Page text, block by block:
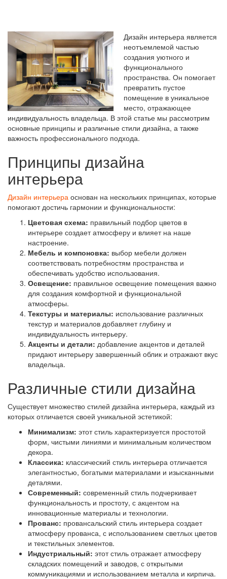
Дизайн интерьера является
неотъемлемой частью
создания уютного и
функционального
пространства. Он помогает
превратить пустое
помещение в уникальное
место, отражающее
индивидуальность владельца. В этой статье мы рассмотрим
основные принципы и различные стили дизайна, а также
важность профессионального подхода.
Принципы дизайна
интерьера
Дизайн интерьера основан на нескольких принципах, которые
помогают достичь гармонии и функциональности:
Цветовая схема: правильный подбор цветов в
интерьере создает атмосферу и влияет на наше
настроение.
Мебель и компоновка: выбор мебели должен
соответствовать потребностям пространства и
обеспечивать удобство использования.
Освещение: правильное освещение помещения важно
для создания комфортной и функциональной
атмосферы.
Текстуры и материалы: использование различных
текстур и материалов добавляет глубину и
индивидуальность интерьеру.
Акценты и детали: добавление акцентов и деталей
придают интерьеру завершенный облик и отражают вкус
владельца.
Различные стили дизайна
Существует множество стилей дизайна интерьера, каждый из
которых отличается своей уникальной эстетикой:
Минимализм: этот стиль характеризуется простотой
форм, чистыми линиями и минимальным количеством
декора.
Классика: классический стиль интерьера отличается
элегантностью, богатыми материалами и изысканными
деталями.
Современный: современный стиль подчеркивает
функциональность и простоту, с акцентом на
инновационные материалы и технологии.
Прованс: провансальский стиль интерьера создает
атмосферу прованса, с использованием светлых цветов
и текстильных элементов.
Индустриальный: этот стиль отражает атмосферу
складских помещений и заводов, с открытыми
коммуникациями и использованием металла и кирпича.